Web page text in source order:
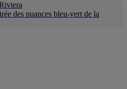
des nuances bleu-vert de la